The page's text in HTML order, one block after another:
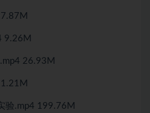
9.26M
26.93M
验.mp4 199.76M